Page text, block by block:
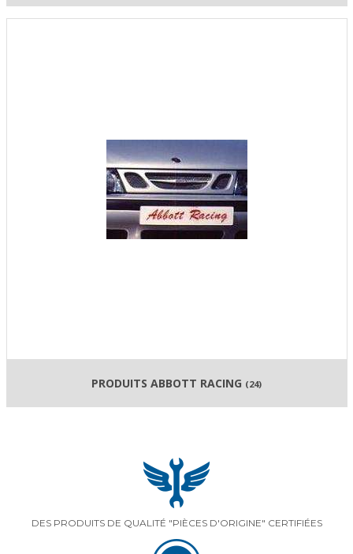
PRODUITS ABBOTT RACING (24)
DES PRODUITS DE QUALITÉ "PIÈCES D'ORIGINE" CERTIFIÉES